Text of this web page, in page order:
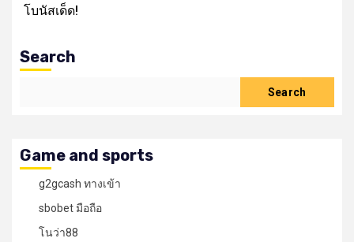
โบนัสเด็ด!
Search
Search
Game and sports
g2gcash ทางเข้า
sbobet มือถือ
โนว่า88